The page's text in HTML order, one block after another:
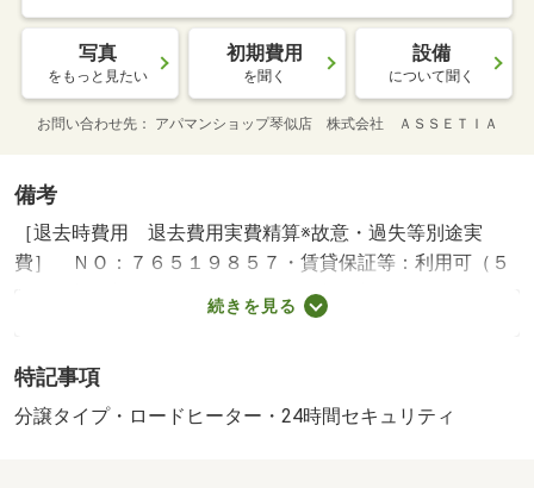
写真
をもっと見たい
初期費用
を聞く
設備
について聞く
お問い合わせ先 アパマンショップ琴似店 株式会社 ＡＳＳＥＴＩＡ
備考
［退去時費用 退去費用実費精算※故意・過失等別途実
費］ ＮＯ：７６５１９８５７・賃貸保証等：利用可（５
０％・年更新１万円（日）５０％・年更新１．３万円か１
００％・年更新無（全））・維持費等：保険料８００円／
当店は札幌市内全域のお部屋探しが可能です★他店掲載物
件もご紹介可能★ＬＩＮＥ電話やテレビ電話で実際のお部
続きを見る
特記事項
分譲タイプ・ロードヒーター・24時間セキュリティ